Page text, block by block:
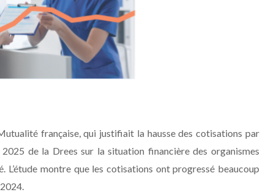
française, qui justifiait la hausse des cotisations par
de la Drees sur la situation financière des organismes
L’étude montre que les cotisations ont progressé beaucoup